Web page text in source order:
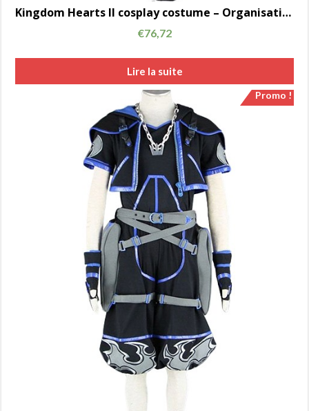
Kingdom Hearts II cosplay costume – Organisation XIII tenue AC00708
€76,72
Lire la suite
Promo !